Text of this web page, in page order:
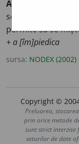
A DESPIEDIC
scoțând piedica.
permite să se
+ a [îm]piedica
sursa: NODEX (2002)
Copyright ©
Preluarea,
prin orice metode
sunt strict
seturilor de date